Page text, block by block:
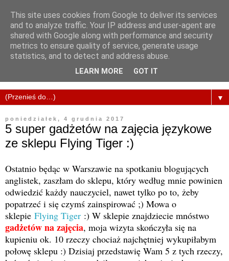
▼
poniedziałek, 4 grudnia 2017
5 super gadżetów na zajęcia językowe
ze sklepu Flying Tiger :)
Ostatnio będąc w Warszawie na spotkaniu blogujących
anglistek, zaszłam do sklepu, który według mnie powinien
odwiedzić każdy nauczyciel, nawet tylko po to, żeby
popatrzeć i się czymś zainspirować ;) Mowa o
sklepie Flying Tiger :) W sklepie znajdziecie mnóstwo
gadżetów na zajęcia, moja wizyta skończyła się na
kupieniu ok. 10 rzeczy chociaż najchętniej wykupiłabym
połowę sklepu :) Dzisiaj przedstawię Wam 5 z tych rzeczy,
This site uses cookies from Google to deliver its services
and to analyze traffic. Your IP address and user-agent are
shared with Google along with performance and security
metrics to ensure quality of service, generate usage
statistics, and to detect and address abuse.
LEARN MORE GOT IT